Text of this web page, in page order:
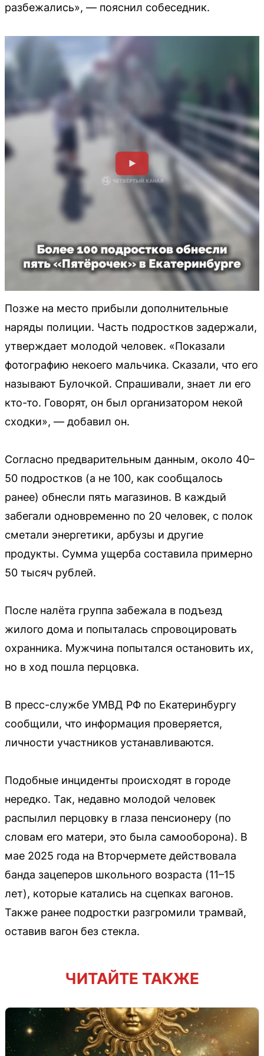
разбежались», — пояснил собеседник.
Позже на место прибыли дополнительные
наряды полиции. Часть подростков задержали,
утверждает молодой человек. «Показали
фотографию некоего мальчика. Сказали, что его
называют Булочкой. Спрашивали, знает ли его
кто-то. Говорят, он был организатором некой
сходки», — добавил он.
Согласно предварительным данным, около 40–
50 подростков (а не 100, как сообщалось
ранее) обнесли пять магазинов. В каждый
забегали одновременно по 20 человек, с полок
сметали энергетики, арбузы и другие
продукты. Сумма ущерба составила примерно
50 тысяч рублей.
После налёта группа забежала в подъезд
жилого дома и попыталась спровоцировать
охранника. Мужчина попытался остановить их,
но в ход пошла перцовка.
В пресс-службе УМВД РФ по Екатеринбургу
сообщили, что информация проверяется,
личности участников устанавливаются.
Подобные инциденты происходят в городе
нередко. Так, недавно молодой человек
распылил перцовку в глаза пенсионеру (по
словам его матери, это была самооборона). В
мае 2025 года на Вторчермете действовала
банда зацеперов школьного возраста (11–15
лет), которые катались на сцепках вагонов.
Также ранее подростки разгромили трамвай,
оставив вагон без стекла.
ЧИТАЙТЕ ТАКЖЕ